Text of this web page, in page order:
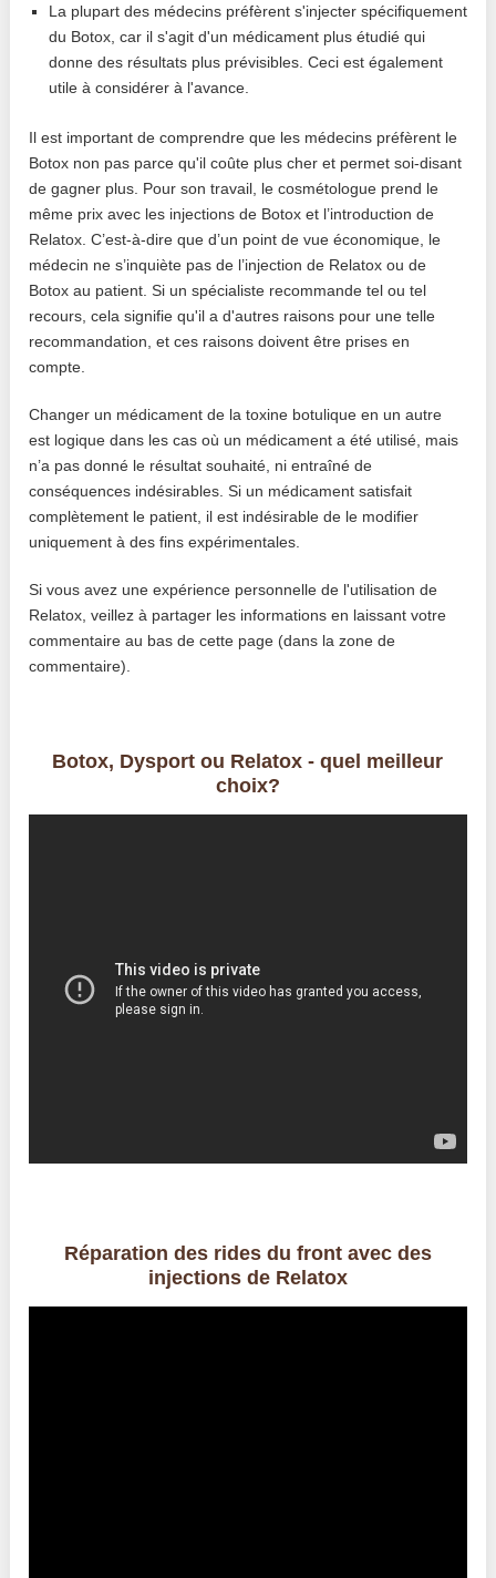
La plupart des médecins préfèrent s'injecter spécifiquement
du Botox, car il s'agit d'un médicament plus étudié qui
donne des résultats plus prévisibles. Ceci est également
utile à considérer à l'avance.
Il est important de comprendre que les médecins préfèrent le
Botox non pas parce qu'il coûte plus cher et permet soi-disant
de gagner plus. Pour son travail, le cosmétologue prend le
même prix avec les injections de Botox et l’introduction de
Relatox. C’est-à-dire que d’un point de vue économique, le
médecin ne s’inquiète pas de l’injection de Relatox ou de
Botox au patient. Si un spécialiste recommande tel ou tel
recours, cela signifie qu'il a d'autres raisons pour une telle
recommandation, et ces raisons doivent être prises en
compte.
Changer un médicament de la toxine botulique en un autre
est logique dans les cas où un médicament a été utilisé, mais
n’a pas donné le résultat souhaité, ni entraîné de
conséquences indésirables. Si un médicament satisfait
complètement le patient, il est indésirable de le modifier
uniquement à des fins expérimentales.
Si vous avez une expérience personnelle de l'utilisation de
Relatox, veillez à partager les informations en laissant votre
commentaire au bas de cette page (dans la zone de
commentaire).
Botox, Dysport ou Relatox - quel meilleur
choix?
Réparation des rides du front avec des
injections de Relatox